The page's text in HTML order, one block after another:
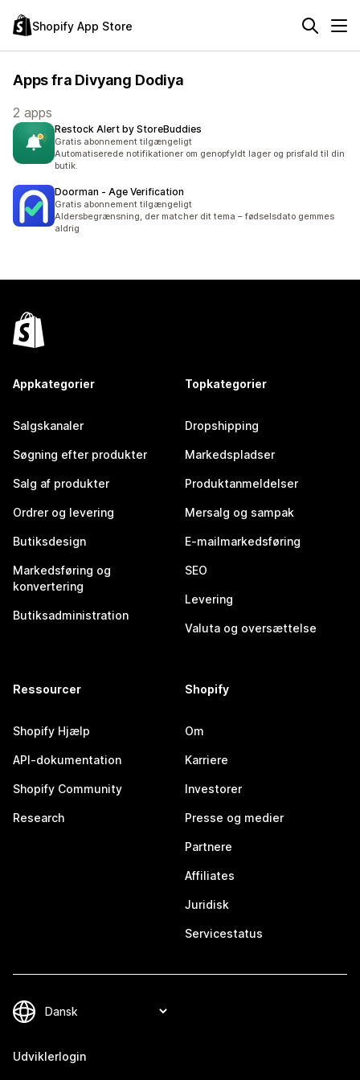
Shopify App Store
Apps fra Divyang Dodiya
2 apps
Restock Alert by StoreBuddies
Gratis abonnement tilgængeligt
Automatiserede notifikationer om genopfyldt lager og prisfald til din
butik.
Doorman ‑ Age Verification
Gratis abonnement tilgængeligt
Aldersbegrænsning, der matcher dit tema – fødselsdato gemmes
aldrig
Appkategorier
Salgskanaler
Søgning efter produkter
Salg af produkter
Ordrer og levering
Butiksdesign
Markedsføring og
konvertering
Butiksadministration
Topkategorier
Dropshipping
Markedspladser
Produktanmeldelser
Mersalg og sampak
E-mailmarkedsføring
SEO
Levering
Valuta og oversættelse
Ressourcer
Shopify Hjælp
API-dokumentation
Shopify Community
Research
Shopify
Om
Karriere
Investorer
Presse og medier
Partnere
Affiliates
Juridisk
Servicestatus
Udviklerlogin